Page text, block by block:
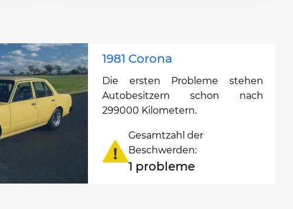
1981 Corona
Die ersten Probleme stehen
Autobesitzern schon nach
299000 Kilometern.
Gesamtzahl der
Beschwerden:
1 probleme